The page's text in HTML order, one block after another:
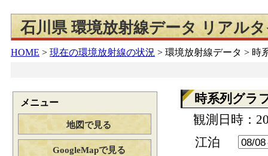
石川県 環境放射線データ リアル
HOME > 現在の環境放射線の状況 > 環境放射線データ > 時
メニュー
地図で見る
GoogleMapで見る
時系列グラ
観測日時：
江泊